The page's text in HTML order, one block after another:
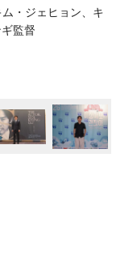
・ジェヒョン、キ
監督